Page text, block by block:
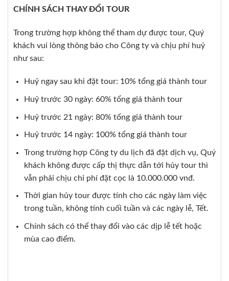
CHÍNH SÁCH THAY ĐỔI TOUR
Trong trường hợp không thể tham dự được tour, Quý
khách vui lòng thông báo cho Công ty và chịu phí huỷ
như sau:
Huỷ ngay sau khi đặt tour: 10% tổng giá thành tour
Huỷ trước 30 ngày: 60% tổng giá thành tour
Huỷ trước 21 ngày: 80% tổng giá thành tour
Huỷ trước 14 ngày: 100% tổng giá thành tour
Trong trường hợp Công ty du lịch đã đặt dịch vụ, Quý
khách không được cấp thị thực dẫn tới hủy tour thì
vẫn phải chịu chi phí đặt cọc là 10.000.000 vnđ.
Thời gian hủy tour được tính cho các ngày làm việc
trong tuần, không tính cuối tuần và các ngày lễ, Tết.
Chính sách có thể thay đổi vào các dịp lễ tết hoặc
mùa cao điểm.